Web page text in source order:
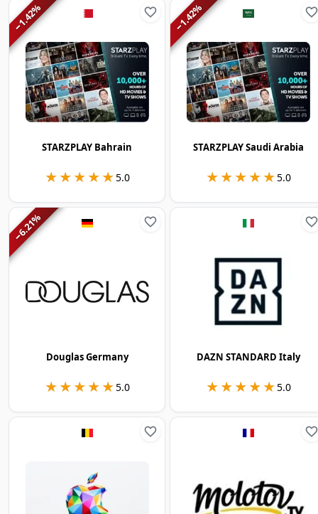
−
1.42
%
STARZPLAY Bahrain
★★★★★
★★★★★5.0
−
1.42
%
STARZPLAY Saudi Arabia
★★★★★
★★★★★5.0
−
6.21
%
Douglas Germany
★★★★★
★★★★★5.0
DAZN STANDARD Italy
★★★★★
★★★★★5.0